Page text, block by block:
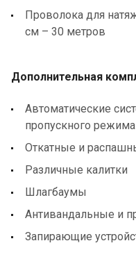
Проволока для
см – 30 метров
Дополнительная
Автоматические
пропускного режима
Откатные и
Различные калитки
Шлагбаумы
Антивандальные и
Запирающие